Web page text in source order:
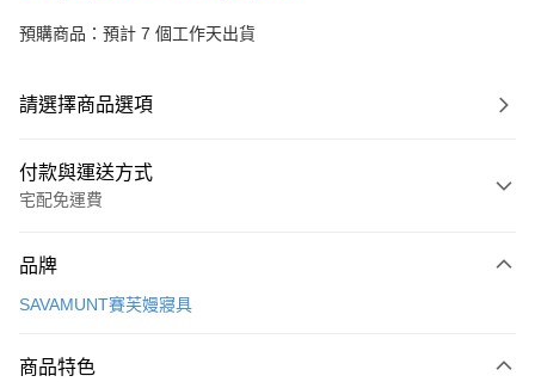
預購商品：預計 7 個工作天出貨
請選擇商品選項
付款與運送方式
宅配免運費
信用卡一次付款
6 期 0 利率 每期
品牌
SAVAMUNT賽芙嫚寢具
商品特色